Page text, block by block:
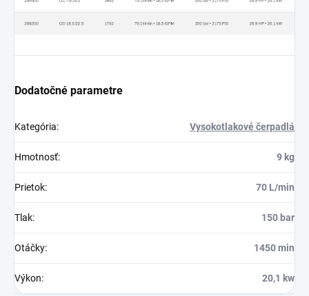
Dodatočné parametre
Kategória: Vysokotlakové čerpadlá
Hmotnosť: 9 kg
Prietok: 70 L/min
Tlak: 150 bar
Otáčky: 1450 min
Výkon: 20,1 kw